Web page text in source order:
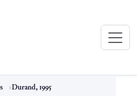
(eBL)
Durand, 1995